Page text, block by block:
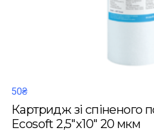
50₴
Картридж зі спіненого
Ecosoft 2,5"x10" 20 мкм